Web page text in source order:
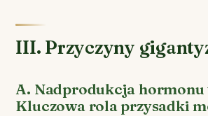
III. Przyczyny
A. Nadprodukcja hormonu
Kluczowa rola przysadki